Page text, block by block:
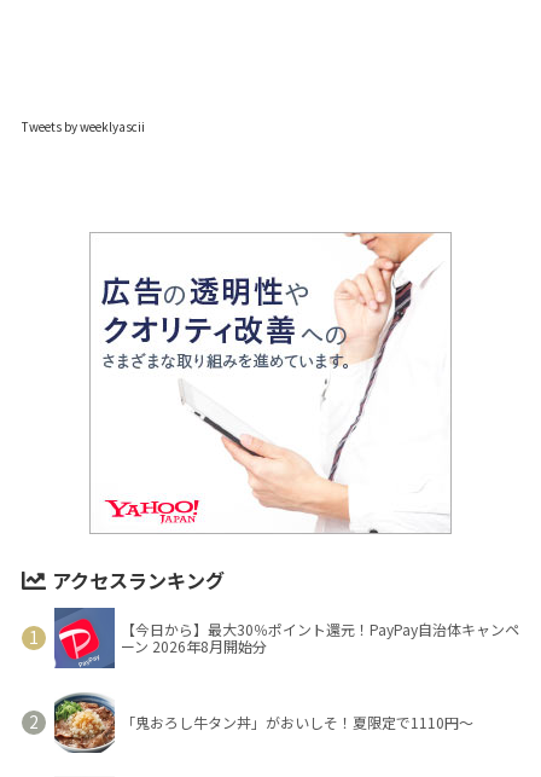
Tweets by weeklyascii
アクセスランキング
【今日から】最大30％ポイント還元！PayPay自治体キャンペ
ーン 2026年8月開始分
「鬼おろし牛タン丼」がおいしそ！夏限定で1110円～